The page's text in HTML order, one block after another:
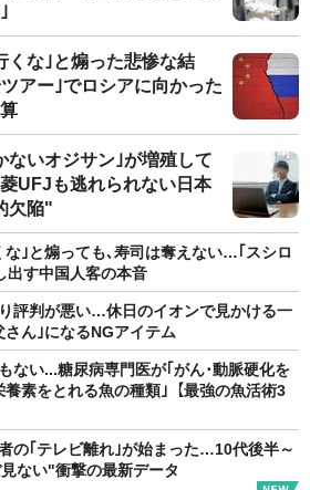
くな｣と煽った悲惨な結
アー｣でロシアに向かった
ないオジサン｣が増殖して
UFJも逃れられない日本
欠陥"
な｣と煽っても､寿司は奪えない…｢スシロ
出す中国人客の本音
り評判が悪い…休日のイオンで見かける一
ん｣になるNGアイテム
ない...糖尿病専門医が｢がん･動脈硬化を
素をとれる魚の種類｣【最強の魚活術3
の｢テレビ離れ｣が始まった…10代後半～
ない"衝撃の最新データ